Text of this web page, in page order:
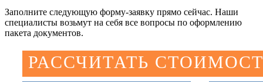
Заполните следующую форму-заявку прямо сейчас. Наши
специалисты возьмут на себя все вопросы по оформлению
пакета документов.
РАССЧИТАТЬ